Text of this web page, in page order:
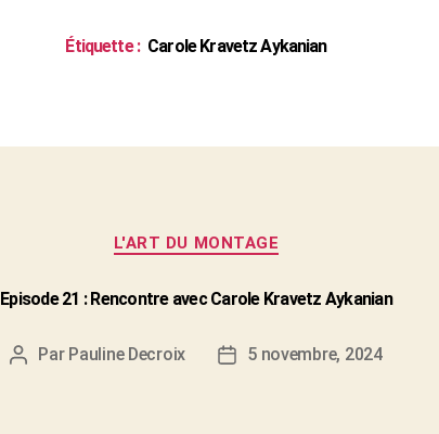
Étiquette : Carole Kravetz Aykanian
Catégories
L'ART DU MONTAGE
Episode 21 : Rencontre avec Carole Kravetz Aykanian
Auteur
Par Pauline Decroix
Date5 novembre, 2024